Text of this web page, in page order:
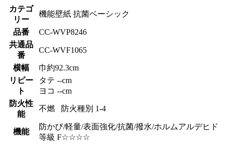
カテゴ
リー
機能壁紙 抗菌ベーシック
品番
CC-WVP8246
共通品
番
CC-WVF1065
横幅
巾約92.3cm
リピー
ト
タテ --cm
ヨコ --cm
防火性
能
不燃 防火種別 1-4
機能
防かび/軽量/表面強化/抗菌/撥水/ホルムアルデヒド
等級 F☆☆☆☆